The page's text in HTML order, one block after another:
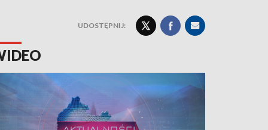
UDOSTĘPNIJ: